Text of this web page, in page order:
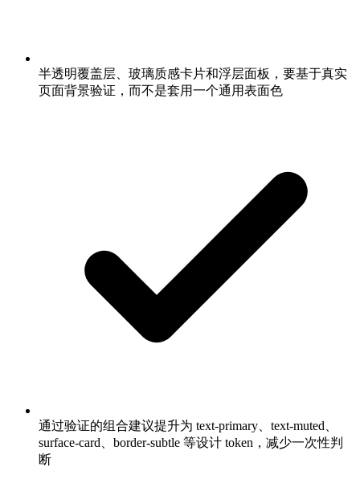
半透明覆盖层、玻璃质感卡片和浮层面板，要基于真实
页面背景验证，而不是套用一个通用表面色
通过验证的组合建议提升为 text-primary、text-muted、
surface-card、border-subtle 等设计 token，减少一次性判
断